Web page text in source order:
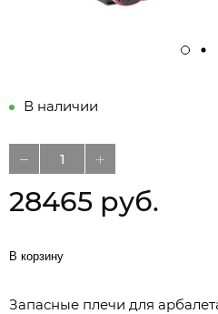
В наличии
28465 руб.
В корзину
Запасные плечи для